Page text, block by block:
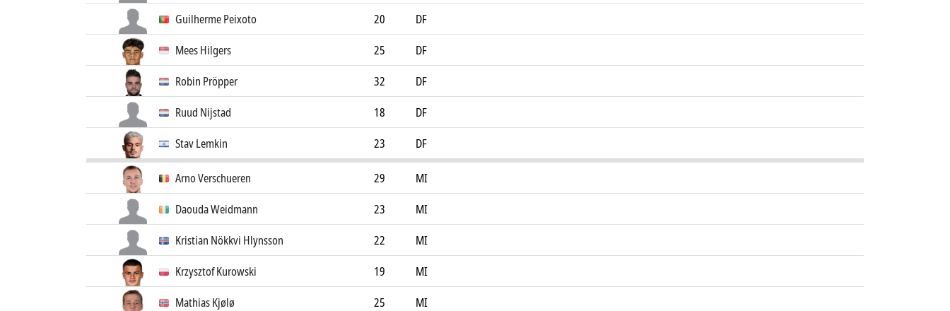
Guilherme Peixoto
20
DF
Mees Hilgers
25
DF
Robin Pröpper
32
DF
Ruud Nijstad
18
DF
Stav Lemkin
23 DF
Arno Verschueren 29
MI
Daouda Weidmann
23
MI
Kristian Nökkvi Hlynsson
22
MI
Krzysztof Kurowski
19
MI
Mathias Kjølø
25
MI